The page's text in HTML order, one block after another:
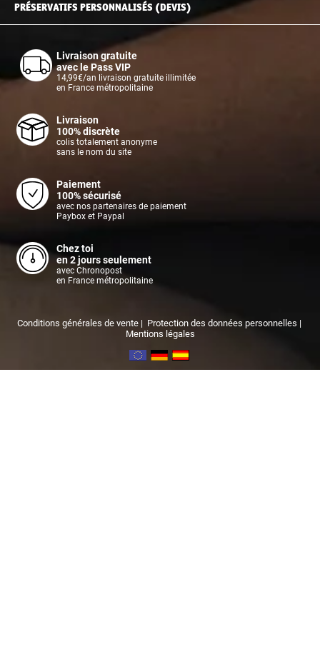
PRÉSERVATIFS PERSONNALISÉS (DEVIS)
Livraison gratuite
avec le Pass VIP
14,99€/an livraison gratuite illimitée
en France métropolitaine
Livraison
100% discrète
colis totalement anonyme
sans le nom du site
Paiement
100% sécurisé
avec nos partenaires de paiement
Paybox et Paypal
Chez toi
en 2 jours seulement
avec Chronopost
en France métropolitaine
Conditions générales de vente| Protection des données personnelles |
Mentions légales